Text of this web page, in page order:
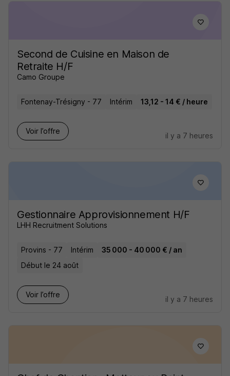
Second de Cuisine en Maison de
Retraite H/F
Camo Groupe
Fontenay-Trésigny - 77 Intérim 13,12 - 14 € / heure
Voir l’offre
il y a 7 heures
Gestionnaire Approvisionnement H/F
LHH Recruitment Solutions
Provins - 77 Intérim
35 000 - 40 000 € / an
Début le 24 août
Voir l’offre
il y a 7 heures